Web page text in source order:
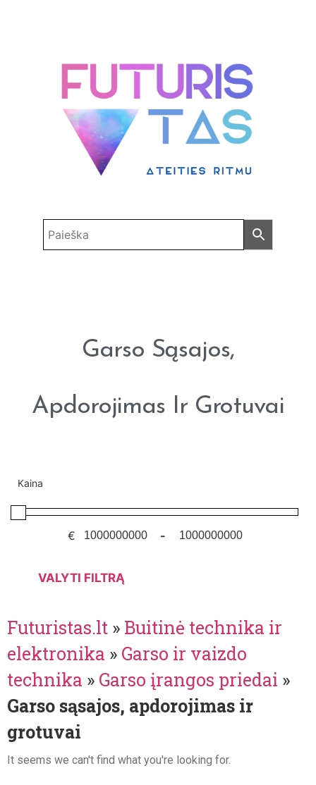
Garso Sąsajos,
Apdorojimas Ir Grotuvai
Kaina
€ -
VALYTI FILTRĄ
Futuristas.lt » Buitinė technika ir
elektronika » Garso ir vaizdo
technika » Garso įrangos priedai »
Garso sąsajos, apdorojimas ir
grotuvai
It seems we can't find what you're looking for.